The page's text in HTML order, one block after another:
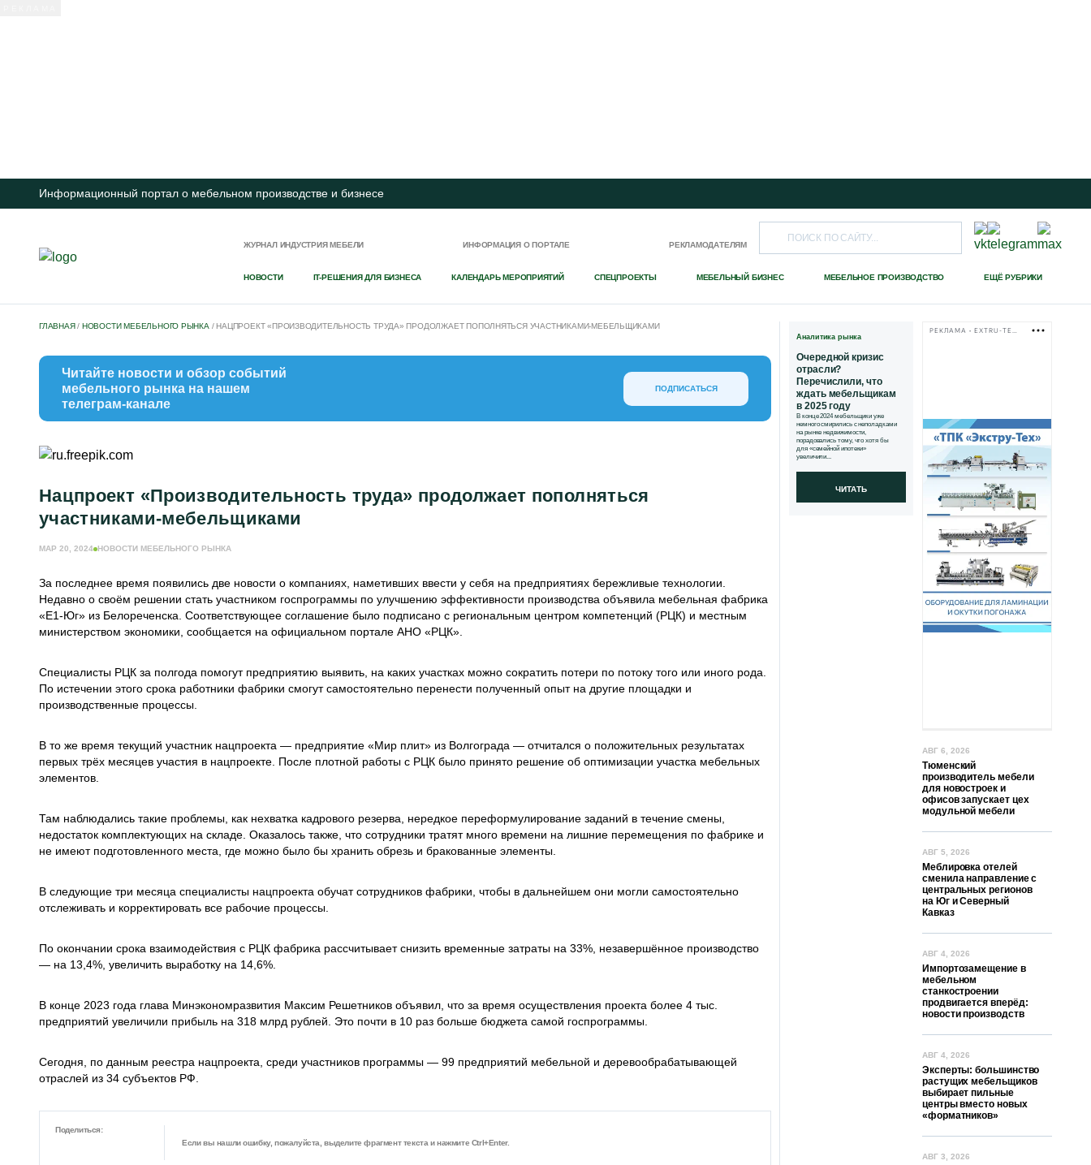
Информационный портал о мебельном производстве и бизнесе
ЖУРНАЛ ИНДУСТРИЯ МЕБЕЛИ ИНФОРМАЦИЯ О ПОРТАЛЕ РЕКЛАМОДАТЕЛЯМ
НОВОСТИ IT-РЕШЕНИЯ ДЛЯ БИЗНЕСА КАЛЕНДАРЬ МЕРОПРИЯТИЙ СПЕЦПРОЕКТЫ МЕБЕЛЬНЫЙ БИЗНЕС МЕБЕЛЬНОЕ ПРОИЗВОДСТВО ЕЩЁ РУБРИКИ
ГЛАВНАЯ/ НОВОСТИ МЕБЕЛЬНОГО РЫНКА / НАЦПРОЕКТ «ПРОИЗВОДИТЕЛЬНОСТЬ ТРУДА» ПРОДОЛЖАЕТ ПОПОЛНЯТЬСЯ УЧАСТНИКАМИ-МЕБЕЛЬЩИКАМИ
Читайте новости и обзор событий
мебельного рынка на нашем
телеграм-канале
ПОДПИСАТЬСЯ
Нацпроект «Производительность труда» продолжает пополняться
участниками-мебельщиками
МАР 20, 2024 НОВОСТИ МЕБЕЛЬНОГО РЫНКА
За последнее время появились две новости о компаниях, наметивших ввести у себя на предприятиях бережливые технологии.
Недавно о своём решении стать участником госпрограммы по улучшению эффективности производства объявила мебельная фабрика
«Е1-Юг» из Белореченска. Соответствующее соглашение было подписано с региональным центром компетенций (РЦК) и местным
министерством экономики, сообщается на официальном портале АНО «РЦК».
Специалисты РЦК за полгода помогут предприятию выявить, на каких участках можно сократить потери по потоку того или иного рода.
По истечении этого срока работники фабрики смогут самостоятельно перенести полученный опыт на другие площадки и
производственные процессы.
В то же время текущий участник нацпроекта — предприятие «Мир плит» из Волгограда — отчитался о положительных результатах
первых трёх месяцев участия в нацпроекте. После плотной работы с РЦК было принято решение об оптимизации участка мебельных
элементов.
Там наблюдались такие проблемы, как нехватка кадрового резерва, нередкое переформулирование заданий в течение смены,
недостаток комплектующих на складе. Оказалось также, что сотрудники тратят много времени на лишние перемещения по фабрике и
не имеют подготовленного места, где можно было бы хранить обрезь и бракованные элементы.
В следующие три месяца специалисты нацпроекта обучат сотрудников фабрики, чтобы в дальнейшем они могли самостоятельно
отслеживать и корректировать все рабочие процессы.
По окончании срока взаимодействия с РЦК фабрика рассчитывает снизить временные затраты на 33%, незавершённое производство
— на 13,4%, увеличить выработку на 14,6%.
В конце 2023 года глава Минэкономразвития Максим Решетников объявил, что за время осуществления проекта более 4 тыс.
предприятий увеличили прибыль на 318 млрд рублей. Это почти в 10 раз больше бюджета самой госпрограммы.
Сегодня, по данным реестра нацпроекта, среди участников программы — 99 предприятий мебельной и деревообрабатывающей
отраслей из 34 субъектов РФ.
Поделиться:
Если вы нашли ошибку, пожалуйста, выделите фрагмент текста и нажмите Ctrl+Enter.
Аналитика рынка
Очередной кризис
отрасли?
Перечислили, что
ждать мебельщикам
в 2025 году
В конце 2024 мебельщики уже
немного смирились с неполадками
на рынке недвижимости,
порадовались тому, что хотя бы
для «семейной ипотеки»
увеличили...
ЧИТАТЬ
АВГ 6, 2026
Тюменский
производитель мебели
для новостроек и
офисов запускает цех
модульной мебели
АВГ 5, 2026
Меблировка отелей
сменила направление с
центральных регионов
на Юг и Северный
Кавказ
АВГ 4, 2026
Импортозамещение в
мебельном
станкостроении
продвигается вперёд:
новости производств
АВГ 4, 2026
Эксперты: большинство
растущих мебельщиков
выбирает пильные
центры вместо новых
«форматников»
АВГ 3, 2026